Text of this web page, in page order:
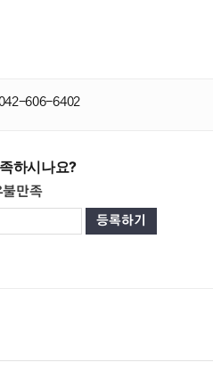
606-6402
하시나요?
불만족